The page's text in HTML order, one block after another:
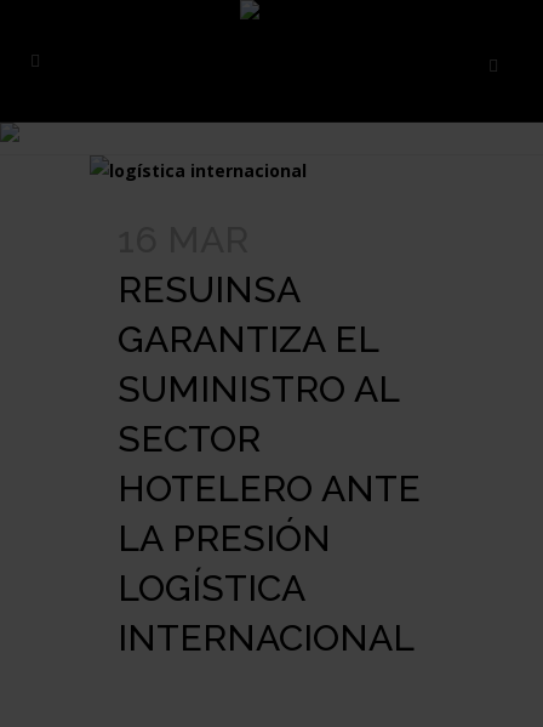
RESUINSA
GARANTIZA EL
SUMINISTRO AL
SECTOR
HOTELERO ANTE
LA PRESIÓN
LOGÍSTICA
INTERNACIONAL